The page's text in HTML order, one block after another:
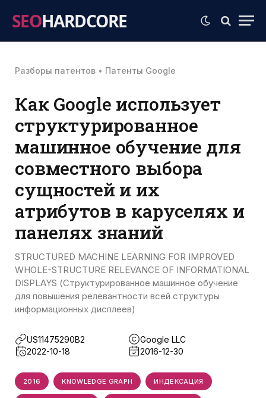
SEOHARDCORE
Разборы патентов • Патенты Google
Как Google использует
структурированное
машинное обучение для
совместного выбора
сущностей и их
атрибутов в каруселях и
панелях знаний
STRUCTURED MACHINE LEARNING FOR IMPROVED
WHOLE-STRUCTURE RELEVANCE OF INFORMATIONAL
DISPLAYS (Структурированное машинное обучение
для повышения релевантности всей структуры
информационных дисплеев)
US11475290B2
Google LLC
2022-10-18
2016-12-30
2016 KNOWLEDGE GRAPH ИНДЕКСАЦИЯ